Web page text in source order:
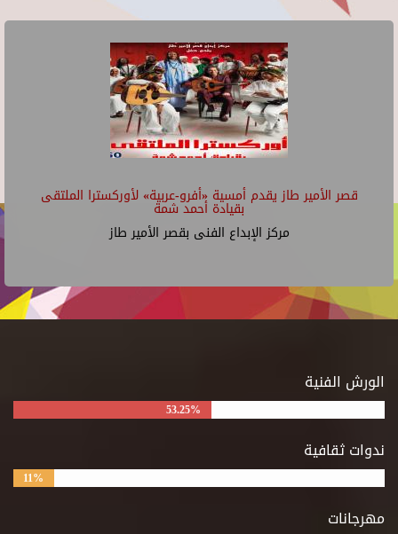
قصر الأمير طاز يقدم أمسية «أفرو-عربية» لأوركسترا الملتقى
بقيادة أحمد شمة
مركز الإبداع الفنى بقصر الأمير طاز
الورش الفنية
53.25%
ندوات ثقافية
11%
مهرجانات